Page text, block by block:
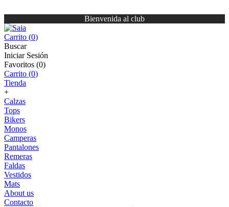
Bienvenida al club
Carrito (0)
Buscar
Iniciar Sesión
Favoritos (0)
Carrito (0)
Tienda
+
Calzas
Tops
Bikers
Monos
Camperas
Pantalones
Remeras
Faldas
Vestidos
Mats
About us
Contacto